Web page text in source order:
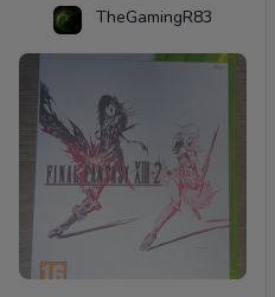
TheGamingR83